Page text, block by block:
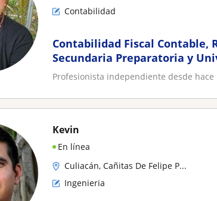
Contabilidad
Contabilidad Fiscal Contable,
Secundaria Preparatoria y
Profesionista independiente desde
Kevin
En línea
Culiacán, Cañitas De Felipe P...
Ingenieria